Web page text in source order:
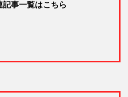
記事一覧はこちら